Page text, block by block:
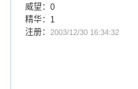
威望：0
精华：1
注册： 2003/12/30 16:34:32